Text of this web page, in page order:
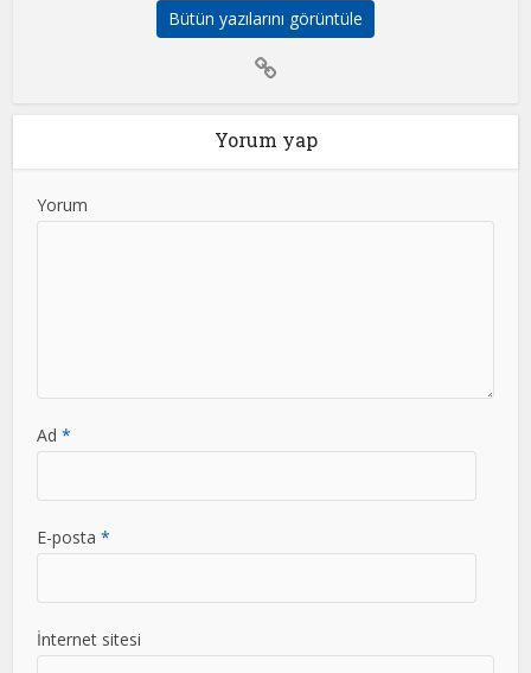
Bütün yazılarını görüntüle
Yorum yap
Yorum
Ad*
E-posta*
İnternet sitesi